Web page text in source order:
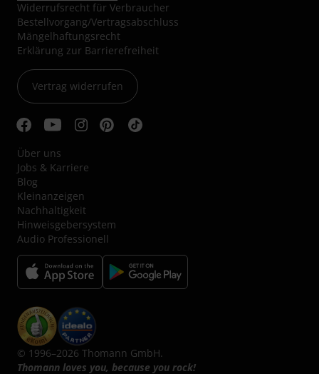
Widerrufsrecht für Verbraucher
Bestellvorgang/Vertragsabschluss
Mängelhaftungsrecht
Erklärung zur Barrierefreiheit
Vertrag widerrufen
Über uns
Jobs & Karriere
Blog
Kleinanzeigen
Nachhaltigkeit
Hinweisgebersystem
Audio Professionell
© 1996–2026 Thomann GmbH.
Thomann loves you, because you rock!